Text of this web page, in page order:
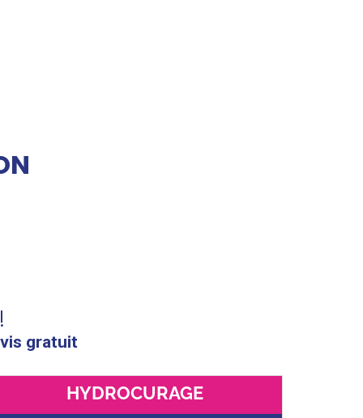
gratuit
HYDROCURAGE